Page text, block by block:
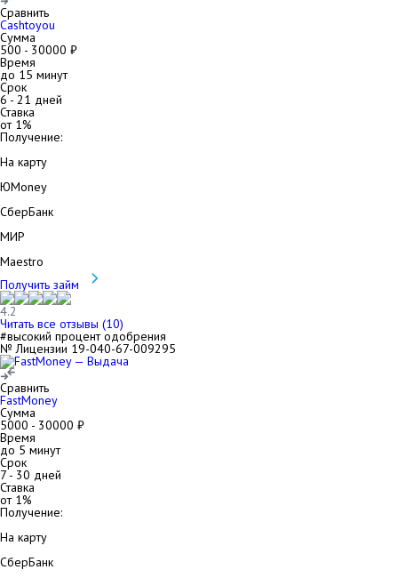
Сравнить
Cashtoyou
Сумма
500 - 30000 ₽
Время
до 15 минут
Срок
6- 21 дней
Ставка
от 1%
Получение:
На карту
ЮMoney
СберБанк
МИР
Maestro
Получить займ
4.2
Читать все отзывы (10)
#высокий процент одобрения
№ Лицензии 19-040-67-009295
Сравнить
FastMoney
Сумма
5000 - 30000 ₽
Время
до 5 минут
Срок
7- 30 дней
Ставка
от 1%
Получение:
На карту
СберБанк